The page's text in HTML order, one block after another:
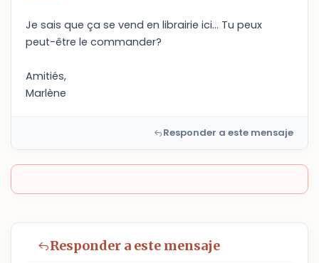
Je sais que ça se vend en librairie ici... Tu peux
peut-être le commander?
Amitiés,
Marlène
Responder a este mensaje
Responder a este mensaje